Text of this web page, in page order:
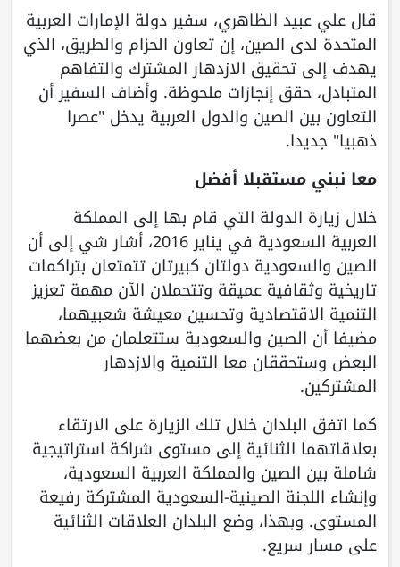
قال علي عبيد الظاهري، سفير دولة الإمارات العربية
المتحدة لدى الصين، إن تعاون الحزام والطريق، الذي
يهدف إلى تحقيق الازدهار المشترك والتفاهم
المتبادل، حقق إنجازات ملحوظة. وأضاف السفير أن
التعاون بين الصين والدول العربية يدخل "عصرا
ذهبيا" جديدا.
معا نبني مستقبلا أفضل
خلال زيارة الدولة التي قام بها إلى المملكة
العربية السعودية في يناير 2016، أشار شي إلى أن
الصين والسعودية دولتان كبيرتان تتمتعان بتراكمات
تاريخية وثقافية عميقة وتتحملان الآن مهمة تعزيز
التنمية الاقتصادية وتحسين معيشة شعبيهما،
مضيفا أن الصين والسعودية ستتعلمان من بعضهما
البعض وستحققان معا التنمية والازدهار
المشتركين.
كما اتفق البلدان خلال تلك الزيارة على الارتقاء
بعلاقاتهما الثنائية إلى مستوى شراكة استراتيجية
شاملة بين الصين والمملكة العربية السعودية،
وإنشاء اللجنة الصينية-السعودية المشتركة رفيعة
المستوى. وبهذا، وضع البلدان العلاقات الثنائية
على مسار سريع.